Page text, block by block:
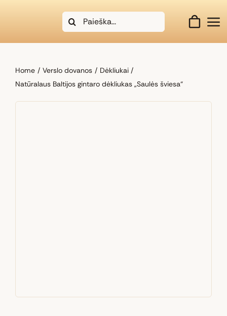
Search
for:
Home Verslo dovanos
Dėkliukai
Natūralaus Baltijos gintaro dėkliukas „Saulės šviesa“